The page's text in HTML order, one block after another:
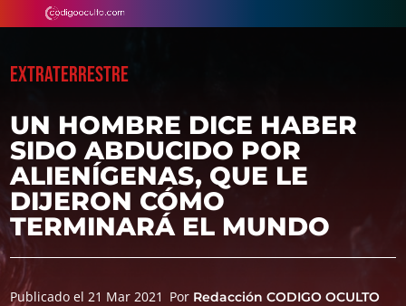
EXTRATERRESTRE
UN HOMBRE DICE HABER
SIDO ABDUCIDO POR
ALIENÍGENAS, QUE LE
DIJERON CÓMO
TERMINARÁ EL MUNDO
Publicado el 21 Mar 2021 Por Redacción CODIGO OCULTO